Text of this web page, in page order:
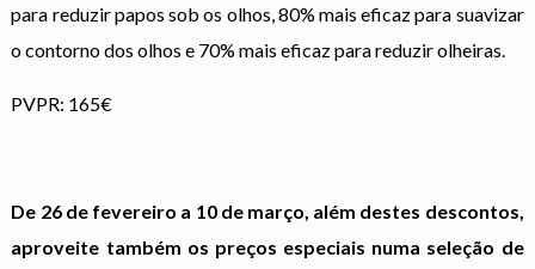
para reduzir papos sob os olhos, 80% mais eficaz para suavizar
o contorno dos olhos e 70% mais eficaz para reduzir olheiras.
PVPR: 165€
De 26 de fevereiro a 10 de março, além destes descontos,
aproveite também os preços especiais numa seleção de